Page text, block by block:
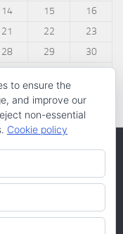
14 15
16
21 22
23
28 29
30
to ensure the
and improve our
non-essential
Cookie policy